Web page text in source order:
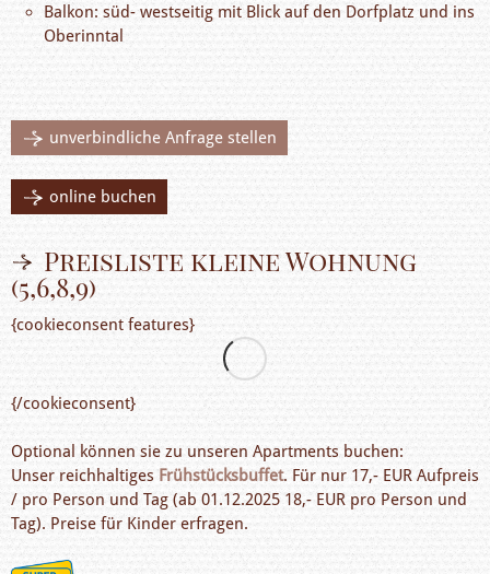
Balkon: süd- westseitig mit Blick auf den Dorfplatz und ins
Oberinntal
unverbindliche Anfrage stellen
online buchen
Preisliste kleine Wohnung
(5,6,8,9)
{cookieconsent features}
{/cookieconsent}
Optional können sie zu unseren Apartments buchen:
Unser reichhaltiges Frühstücksbuffet. Für nur 17,- EUR Aufpreis
/ pro Person und Tag (ab 01.12.2025 18,- EUR pro Person und
Tag). Preise für Kinder erfragen.